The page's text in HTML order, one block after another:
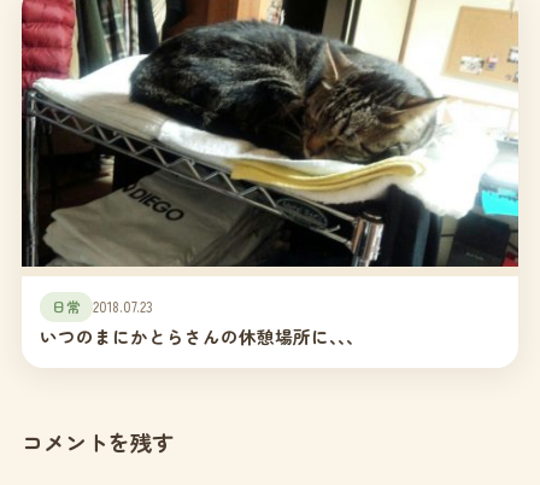
日常 2018.07.23
いつのまにかとらさんの休憩場所に､､､
コメントを残す